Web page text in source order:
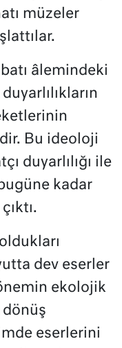
müzeler
âlemindeki
Bu ideoloji
duyarlılığı ile
kadar
dev eserler
ekolojik
dönüş
eserlerini